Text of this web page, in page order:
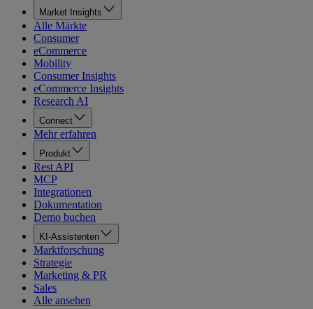
Market Insights
Alle Märkte
Consumer
eCommerce
Mobility
Consumer Insights
eCommerce Insights
Research AI
Connect
Mehr erfahren
Produkt
Rest API
MCP
Integrationen
Dokumentation
Demo buchen
KI-Assistenten
Marktforschung
Strategie
Marketing & PR
Sales
Alle ansehen